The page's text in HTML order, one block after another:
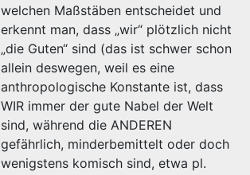
welchen Maßstäben entscheidet und
erkennt man, dass „wir“ plötzlich nicht
„die Guten“ sind (das ist schwer schon
allein deswegen, weil es eine
anthropologische Konstante ist, dass
WIR immer der gute Nabel der Welt
sind, während die ANDEREN
gefährlich, minderbemittelt oder doch
wenigstens komisch sind, etwa pl.